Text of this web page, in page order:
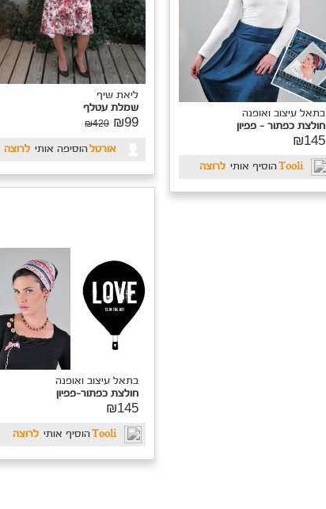
ליאת שיף
שמלת עטלף
₪99
₪420
אורטלהוסיפה אותי לרוצה
בתאל עיצוב ואופנה
חולצת כפתור - פפיון
₪145
Tooli הוסיף אותי לרוצה
בתאל עיצוב ואופנה
חולצת כפתור-פפיון
₪145
Tooli הוסיף אותי לרוצה